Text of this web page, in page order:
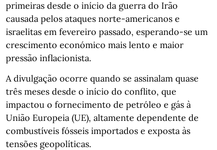
primeiras desde o início da guerra do Irão
causada pelos ataques norte-americanos e
israelitas em fevereiro passado, esperando-se um
crescimento económico mais lento e maior
pressão inflacionista.
A divulgação ocorre quando se assinalam quase
três meses desde o início do conflito, que
impactou o fornecimento de petróleo e gás à
União Europeia (UE), altamente dependente de
combustíveis fósseis importados e exposta às
tensões geopolíticas.